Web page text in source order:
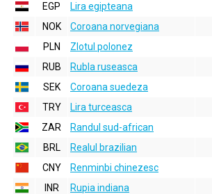
EGP
Lira egipteana
NOK
Coroana norvegiana
PLN
Zlotul polonez
RUB
Rubla ruseasca
SEK
Coroana suedeza
TRY
Lira turceasca
ZAR
Randul sud-african
BRL
Realul brazilian
CNY
Renminbi chinezesc
INR
Rupia indiana